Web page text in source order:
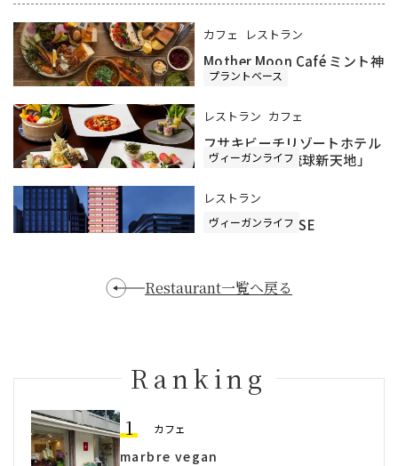
カフェ レストラン
Mother Moon Café ミント神
戸店
プラントベース
レストラン カフェ
フサキビーチリゾートホテル
＆ヴィラズ 「琉球新天地」
ヴィーガンライフ
レストラン
The WAREHOUSE
ヴィーガンライフ
Ranking
1 カフェ
marbre vegan
Restaurant一覧へ戻る